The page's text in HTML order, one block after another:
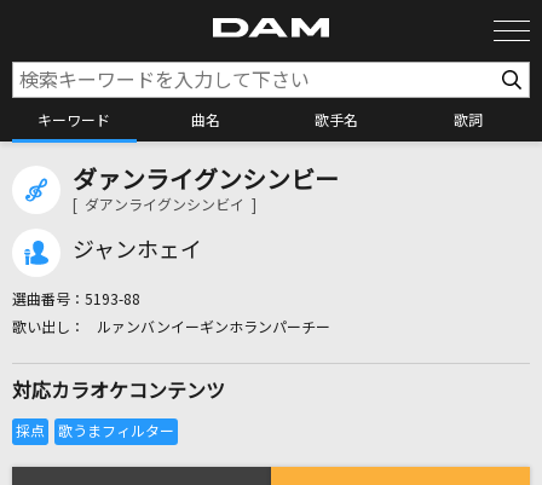
キーワード 曲名 歌手名 歌詞
カラオケ検索
ダァンライグンシンビー
[ ダアンライグンシンビイ ]
ジャンホェイ
選曲番号： 5193-88
ルァンバンイーギンホランパーチー
対応カラオケコンテンツ